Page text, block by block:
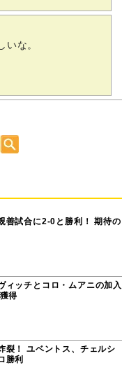
な。
善試合に2-0と勝利！ 期待の
ィッチとコロ・ムアニの加入
得
裂！ ユベントス、チェルシ
勝利